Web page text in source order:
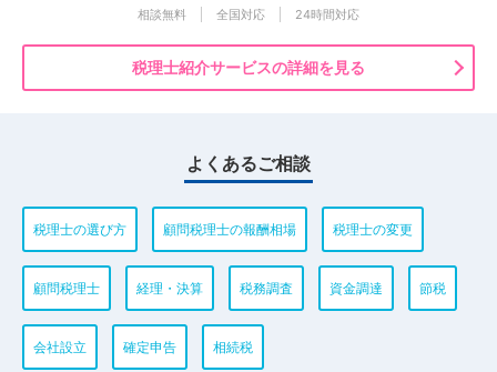
相談無料 全国対応 24時間対応
税理士紹介サービスの詳細を見る
よくあるご相談
税理士の選び方 顧問税理士の報酬相場 税理士の変更
顧問税理士 経理・決算 税務調査 資金調達 節税
会社設立 確定申告 相続税